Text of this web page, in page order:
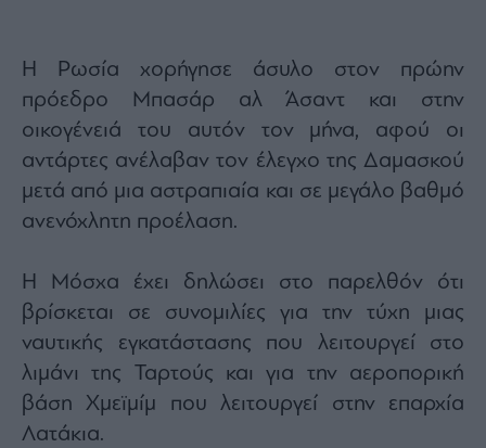
Η Ρωσία χορήγησε άσυλο στον πρώην
πρόεδρο Μπασάρ αλ Άσαντ και στην
οικογένειά του αυτόν τον μήνα, αφού οι
αντάρτες ανέλαβαν τον έλεγχο της Δαμασκού
μετά από μια αστραπιαία και σε μεγάλο βαθμό
ανενόχλητη προέλαση.
Η Μόσχα έχει δηλώσει στο παρελθόν ότι
βρίσκεται σε συνομιλίες για την τύχη μιας
ναυτικής εγκατάστασης που λειτουργεί στο
λιμάνι της Ταρτούς και για την αεροπορική
βάση Χμεϊμίμ που λειτουργεί στην επαρχία
Λατάκια.